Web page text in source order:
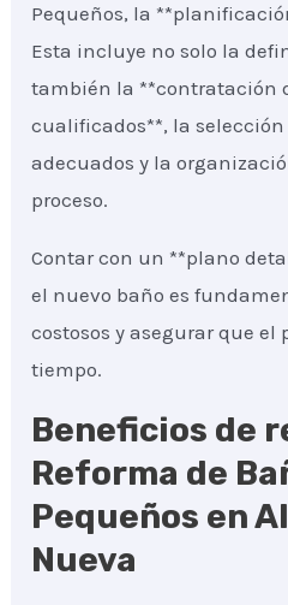
Pequeños, la
Esta incluye no solo la
también la **contratación
cualificados**, la
adecuados y la
proceso.
Contar con un **plano
el nuevo baño es
costosos y asegurar que el
tiempo.
Beneficios de
Reforma de
Pequeños en
Nueva